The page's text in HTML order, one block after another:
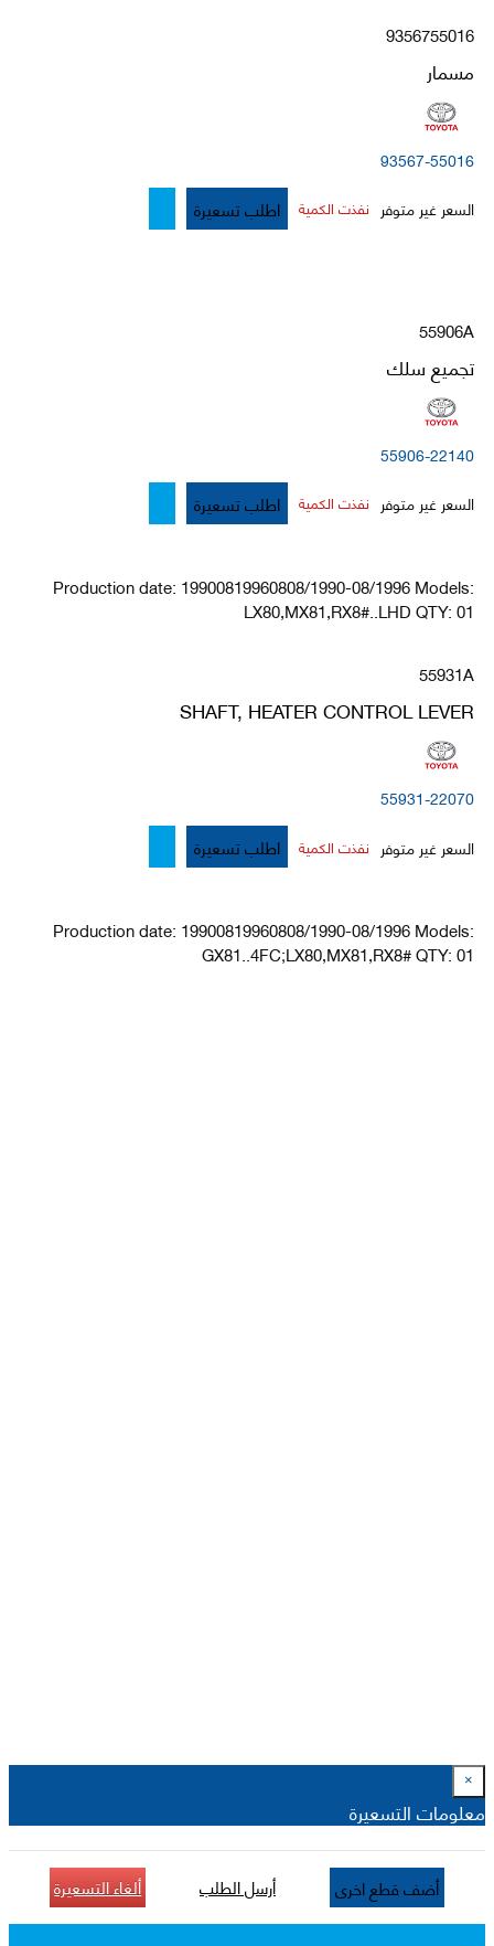
9356755016
مسمار
93567-55016
السعر غير متوفر نفذت الكمية اطلب تسعيرة
55906A
تجميع سلك
55906-22140
السعر غير متوفر نفذت الكمية اطلب تسعيرة
Production date: 19900819960808/1990-08/1996 Models:
LX80,MX81,RX8#..LHD QTY: 01
55931A
SHAFT, HEATER CONTROL LEVER
55931-22070
السعر غير متوفر نفذت الكمية اطلب تسعيرة
Production date: 19900819960808/1990-08/1996 Models:
GX81..4FC;LX80,MX81,RX8# QTY: 01
×
معلومات التسعيرة
أضف قطع اخرى أرسل الطلب ألغاء التسعيرة